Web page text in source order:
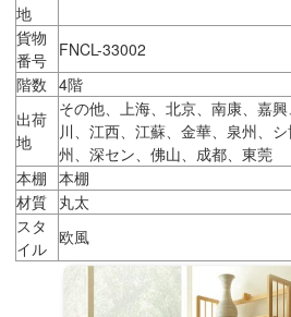
地
貨物
番号 FNCL-33002
階数
4階
出荷
地
その他、上海、北京、南康、嘉
川、江西、江蘇、金華、泉州、
州、深セン、佛山、成都、東莞
本棚
本棚
材質 丸太
スタ
イル
欧風